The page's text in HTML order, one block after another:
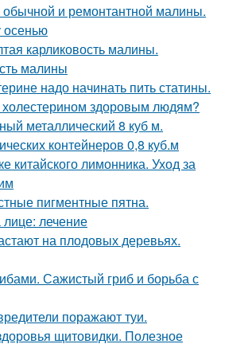
и ремонтантной малины.
осенью
карликовость малины.
малины
надо начинать пить статины.
здоровым людям?
металлический 8 куб м.
контейнеров 0,8 куб.м
китайского лимонника. Уход за
пигментные пятна.
лечение
на плодовых деревьях.
Сажистый гриб и борьба с
поражают туи.
щитовидки. Полезное